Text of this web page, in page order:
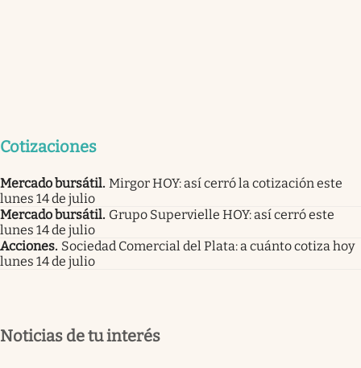
Cotizaciones
Mercado bursátil. Mirgor HOY: así cerró la cotización este
lunes 14 de julio
Mercado bursátil. Grupo Supervielle HOY: así cerró este
lunes 14 de julio
Acciones. Sociedad Comercial del Plata: a cuánto cotiza hoy
lunes 14 de julio
Noticias de tu interés